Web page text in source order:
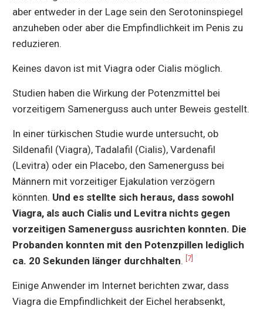
aber entweder in der Lage sein den Serotoninspiegel
anzuheben oder aber die Empfindlichkeit im Penis zu
reduzieren.
Keines davon ist mit Viagra oder Cialis möglich.
Studien haben die Wirkung der Potenzmittel bei
vorzeitigem Samenerguss auch unter Beweis gestellt.
In einer türkischen Studie wurde untersucht, ob
Sildenafil (Viagra), Tadalafil (Cialis), Vardenafil
(Levitra) oder ein Placebo, den Samenerguss bei
Männern mit vorzeitiger Ejakulation verzögern
könnten. Und es stellte sich heraus, dass sowohl
Viagra, als auch Cialis und Levitra nichts gegen
vorzeitigen Samenerguss ausrichten konnten. Die
Probanden konnten mit den Potenzpillen lediglich
ca. 20 Sekunden länger durchhalten. [7]
Einige Anwender im Internet berichten zwar, dass
Viagra die Empfindlichkeit der Eichel herabsenkt,